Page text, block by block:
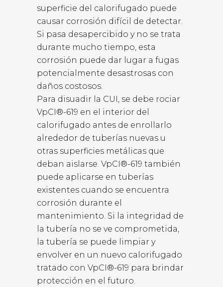
superficie del calorifugado puede
causar corrosión difícil de detectar.
Si pasa desapercibido y no se trata
durante mucho tiempo, esta
corrosión puede dar lugar a fugas
potencialmente desastrosas con
daños costosos.
Para disuadir la CUI, se debe rociar
VpCI®-619 en el interior del
calorifugado antes de enrollarlo
alrededor de tuberías nuevas u
otras superficies metálicas que
deban aislarse. VpCI®-619 también
puede aplicarse en tuberías
existentes cuando se encuentra
corrosión durante el
mantenimiento. Si la integridad de
la tubería no se ve comprometida,
la tubería se puede limpiar y
envolver en un nuevo calorifugado
tratado con VpCI®-619 para brindar
protección en el futuro.